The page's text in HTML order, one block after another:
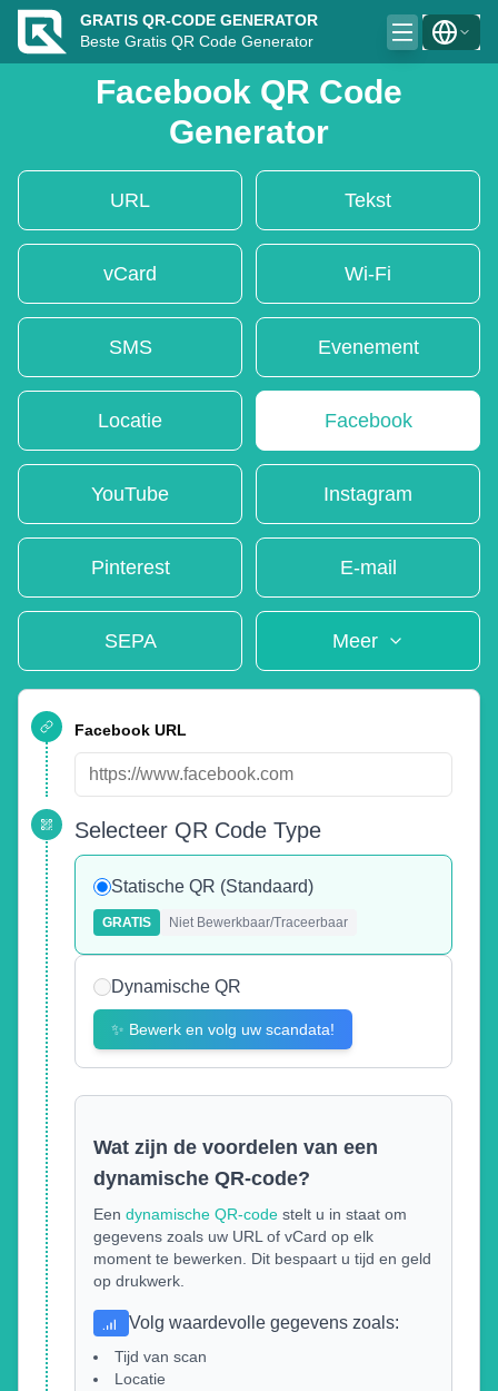
GRATIS QR-CODE GENERATOR
Beste Gratis QR Code Generator
Facebook QR Code
Generator
URL Tekst
vCard Wi-Fi
SMS Evenement
Locatie Facebook
YouTube Instagram
Pinterest E-mail
SEPA Meer
Facebook URL
Selecteer QR Code Type
Statische QR (Standaard)
GRATIS Niet Bewerkbaar/Traceerbaar
Dynamische QR
✨ Bewerk en volg uw scandata!
Wat zijn de voordelen van een
dynamische QR-code?
Een dynamische QR-code stelt u in staat om
gegevens zoals uw URL of vCard op elk
moment te bewerken. Dit bespaart u tijd en geld
op drukwerk.
Volg waardevolle gegevens zoals:
Tijd van scan
Locatie